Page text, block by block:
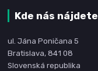
Kde nás nájdete
ul. Jána Poničana 5
Bratislava, 841 08
Slovenská republika